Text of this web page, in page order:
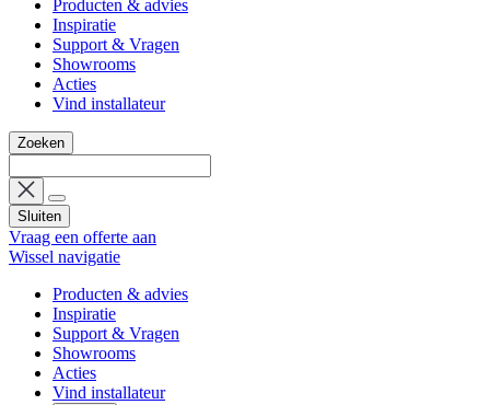
Producten & advies
Inspiratie
Support & Vragen
Showrooms
Acties
Vind installateur
Zoeken
Sluiten
Vraag een offerte aan
Wissel navigatie
Producten & advies
Inspiratie
Support & Vragen
Showrooms
Acties
Vind installateur